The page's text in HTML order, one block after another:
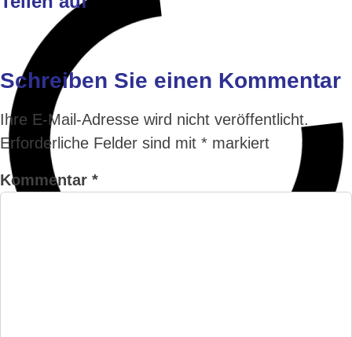
Schreiben Sie einen Kommentar
Ihre E-Mail-Adresse wird nicht veröffentlicht.
Erforderliche Felder sind mit * markiert
Kommentar *